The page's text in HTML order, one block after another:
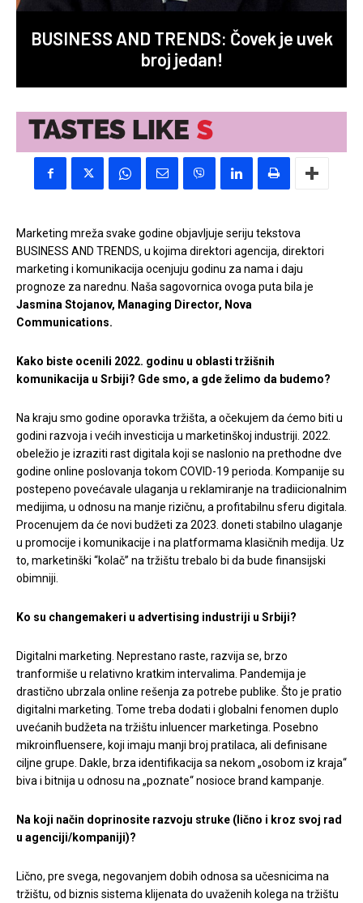
BUSINESS AND TRENDS: Čovek je uvek
broj jedan!
Marketing mreža svake godine objavljuje seriju tekstova
BUSINESS AND TRENDS, u kojima direktori agencija, direktori
marketing i komunikacija ocenjuju godinu za nama i daju
prognoze za narednu. Naša sagovornica ovoga puta bila je
Jasmina Stojanov, Managing Director, Nova
Communications.
Kako biste ocenili 2022. godinu u oblasti tržišnih
komunikacija u Srbiji? Gde smo, a gde želimo da budemo?
Na kraju smo godine oporavka tržišta, a očekujem da ćemo biti u
godini razvoja i većih investicija u marketinškoj industriji. 2022.
obeležio je izraziti rast digitala koji se naslonio na prethodne dve
godine online poslovanja tokom COVID-19 perioda. Kompanije su
postepeno povećavale ulaganja u reklamiranje na tradiicionalnim
medijima, u odnosu na manje rizičnu, a profitabilnu sferu digitala.
Procenujem da će novi budžeti za 2023. doneti stabilno ulaganje
u promocije i komunikacije i na platformama klasičnih medija. Uz
to, marketinški “kolač” na tržištu trebalo bi da bude finansijski
obimniji.
Ko su changemakeri u advertising industriji u Srbiji?
Digitalni marketing. Neprestano raste, razvija se, brzo
tranformiše u relativno kratkim intervalima. Pandemija je
drastično ubrzala online rešenja za potrebe publike. Što je pratio
digitalni marketing. Tome treba dodati i globalni fenomen duplo
uvećanih budžeta na tržištu inluencer marketinga. Posebno
mikroinfluensere, koji imaju manji broj pratilaca, ali definisane
ciljne grupe. Dakle, brza identifikacija sa nekom „osobom iz kraja“
biva i bitnija u odnosu na „poznate“ nosioce brand kampanje.
Na koji način doprinosite razvoju struke (lično i kroz svoj rad
u agenciji/kompaniji)?
Lično, pre svega, negovanjem dobih odnosa sa učesnicima na
tržištu, od biznis sistema klijenata do uvaženih kolega na tržištu